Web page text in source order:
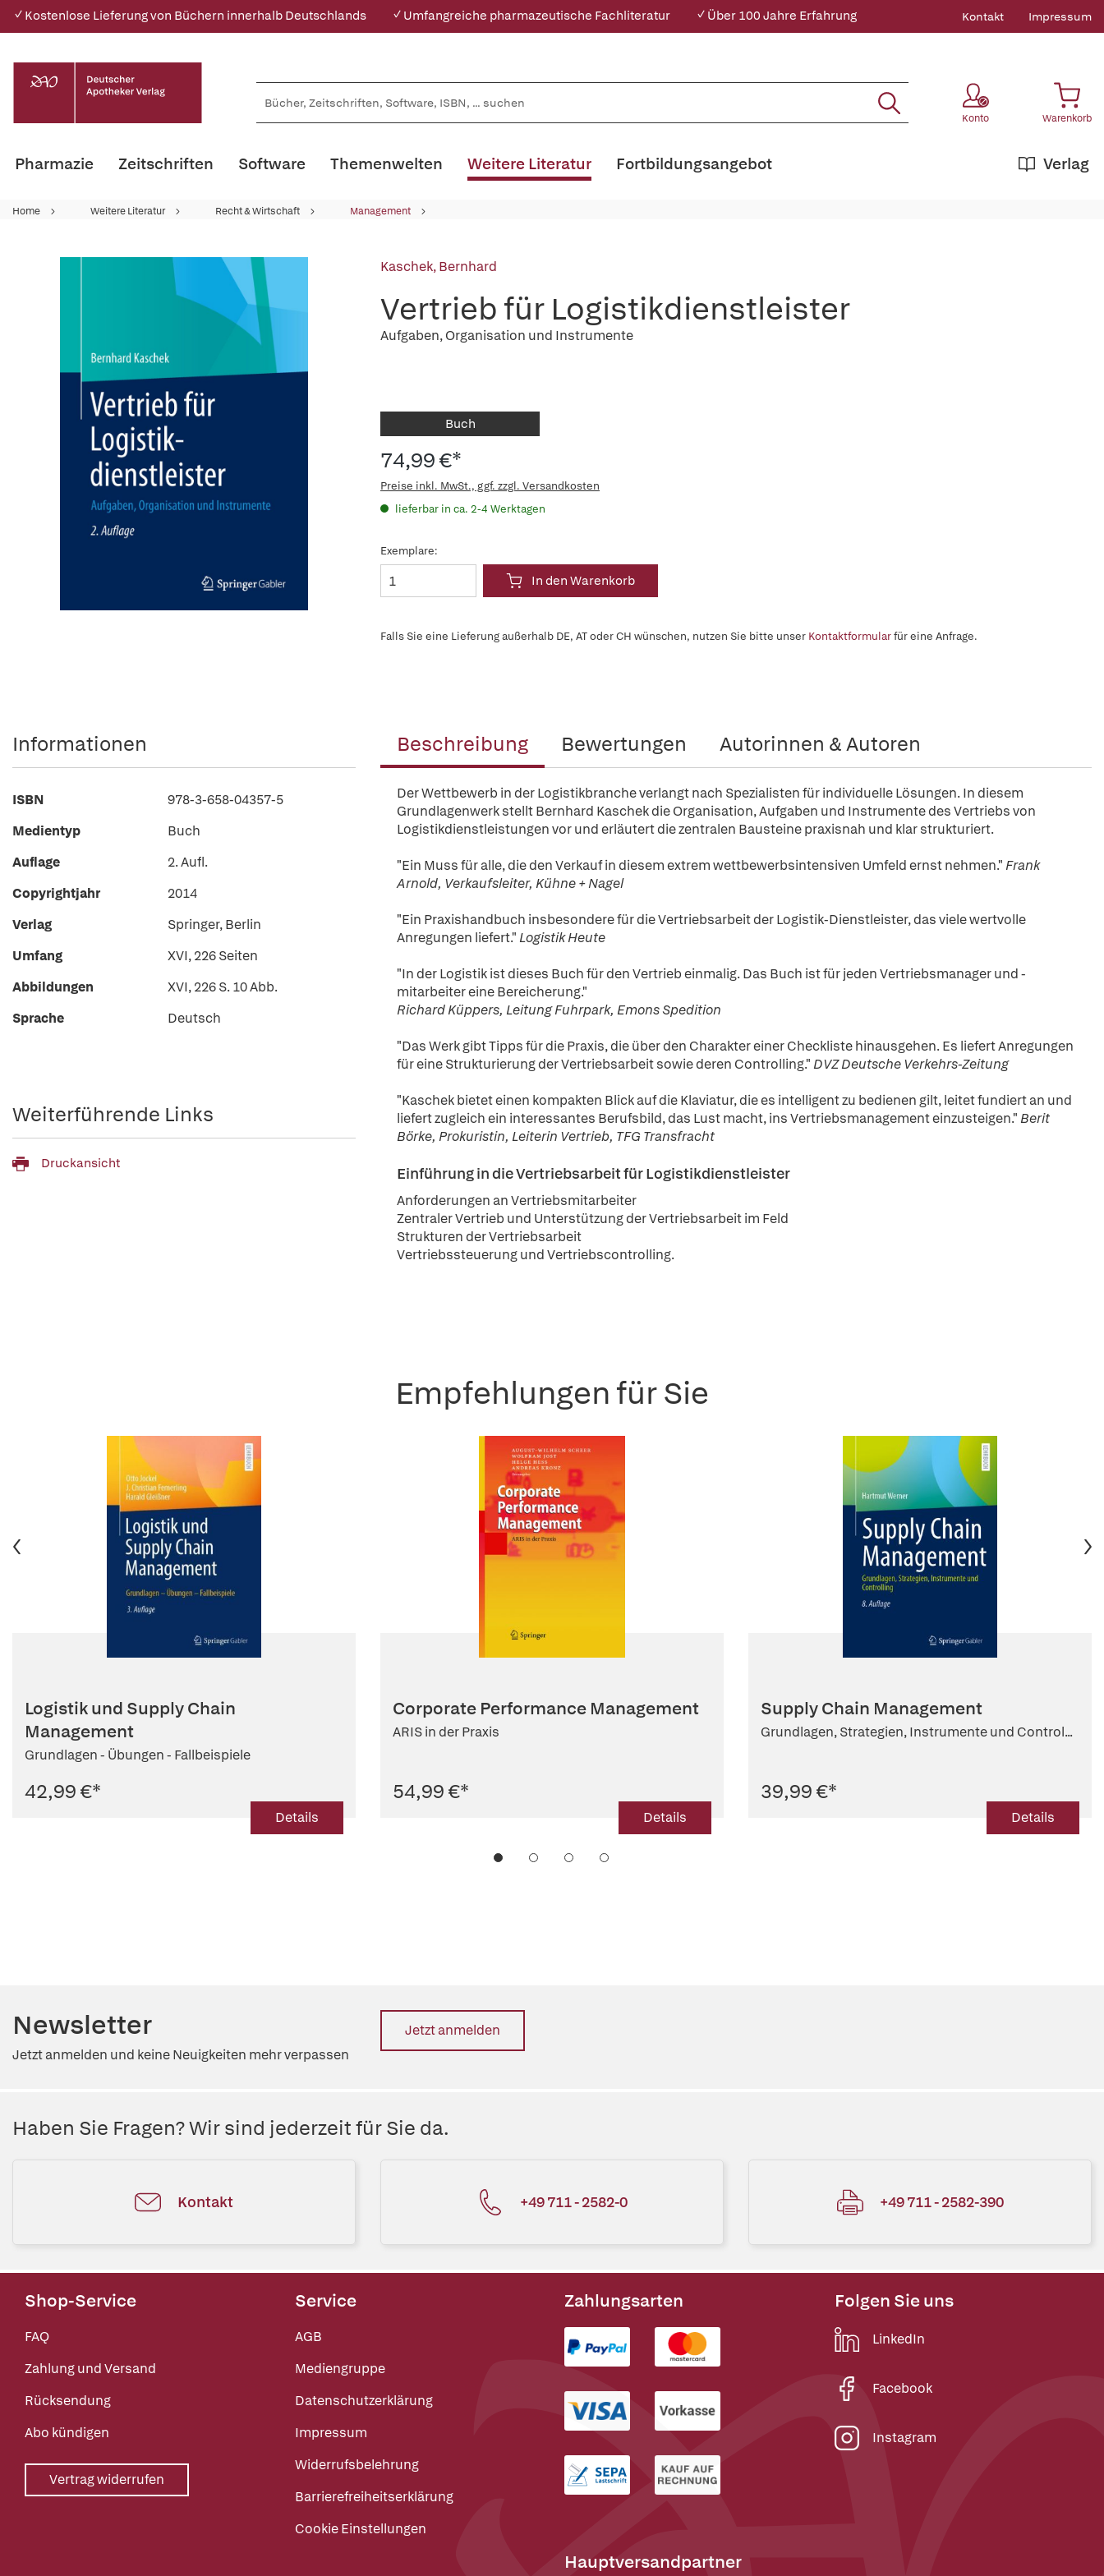
✓ Kostenlose Lieferung von Büchern innerhalb Deutschlands ✓ Umfangreiche pharmazeutische Fachliteratur ✓ Über 100 Jahre Erfahrung Kontakt Impressum
Konto Warenkorb
Pharmazie Zeitschriften Software Themenwelten Weitere Literatur Verlag
Fortbildungsangebot
Home Weitere Literatur Recht & Wirtschaft Management
Kaschek, Bernhard
Vertrieb für Logistikdienstleister
Aufgaben, Organisation und Instrumente
Buch
74,99 €*
Preise inkl. MwSt., ggf. zzgl. Versandkosten
lieferbar in ca. 2-4 Werktagen
Exemplare:
In den Warenkorb
Falls Sie eine Lieferung außerhalb DE, AT oder CH wünschen, nutzen Sie bitte unser Kontaktformularfür eine Anfrage.
Beschreibung Bewertungen Autorinnen & Autoren
Der Wettbewerb in der Logistikbranche verlangt nach Spezialisten für individuelle Lösungen. In diesem
Grundlagenwerk stellt Bernhard Kaschek die Organisation, Aufgaben und Instrumente des Vertriebs von
Logistikdienstleistungen vor und erläutert die zentralen Bausteine praxisnah und klar strukturiert.
"Ein Muss für alle, die den Verkauf in diesem extrem wettbewerbsintensiven Umfeld ernst nehmen." Frank
Arnold, Verkaufsleiter, Kühne + Nagel
"Ein Praxishandbuch insbesondere für die Vertriebsarbeit der Logistik-Dienstleister, das viele wertvolle
Anregungen liefert." Logistik Heute
"In der Logistik ist dieses Buch für den Vertrieb einmalig. Das Buch ist für jeden Vertriebsmanager und -
mitarbeiter eine Bereicherung."
Richard Küppers, Leitung Fuhrpark, Emons Spedition
"Das Werk gibt Tipps für die Praxis, die über den Charakter einer Checkliste hinausgehen. Es liefert Anregungen
für eine Strukturierung der Vertriebsarbeit sowie deren Controlling." DVZ Deutsche Verkehrs-Zeitung
"Kaschek bietet einen kompakten Blick auf die Klaviatur, die es intelligent zu bedienen gilt, leitet fundiert an und
liefert zugleich ein interessantes Berufsbild, das Lust macht, ins Vertriebsmanagement einzusteigen." Berit
Börke, Prokuristin, Leiterin Vertrieb, TFG Transfracht
Einführung in die Vertriebsarbeit für Logistikdienstleister
Anforderungen an Vertriebsmitarbeiter
Zentraler Vertrieb und Unterstützung der Vertriebsarbeit im Feld
Strukturen der Vertriebsarbeit
Vertriebssteuerung und Vertriebscontrolling.
Informationen
ISBN
978-3-658-04357-5
Medientyp
Buch
Auflage
2. Aufl.
Copyrightjahr
2014
Verlag
Springer, Berlin
Umfang
XVI, 226 Seiten
Abbildungen
XVI, 226 S. 10 Abb.
Sprache
Deutsch
Weiterführende Links
Druckansicht
Empfehlungen für Sie
Logistik und Supply Chain
Management
Grundlagen - Übungen - Fallbeispiele
42,99 €*
Details
Corporate Performance Management
ARIS in der Praxis
54,99 €*
Details
Supply Chain Management
Grundlagen, Strategien, Instrumente und Control...
39,99 €*
Details
Newsletter
Jetzt anmelden und keine Neuigkeiten mehr verpassen
Jetzt anmelden
Haben Sie Fragen? Wir sind jederzeit für Sie da.
Kontakt +49 711 - 2582-0 +49 711 - 2582-390
Shop-Service
FAQ
Zahlung und Versand
Rücksendung
Abo kündigen
Vertrag widerrufen
Service
AGB
Mediengruppe
Datenschutzerklärung
Impressum
Widerrufsbelehrung
Barrierefreiheitserklärung
Cookie Einstellungen
Zahlungsarten
Hauptversandpartner
Folgen Sie uns
LinkedIn
Facebook
Instagram